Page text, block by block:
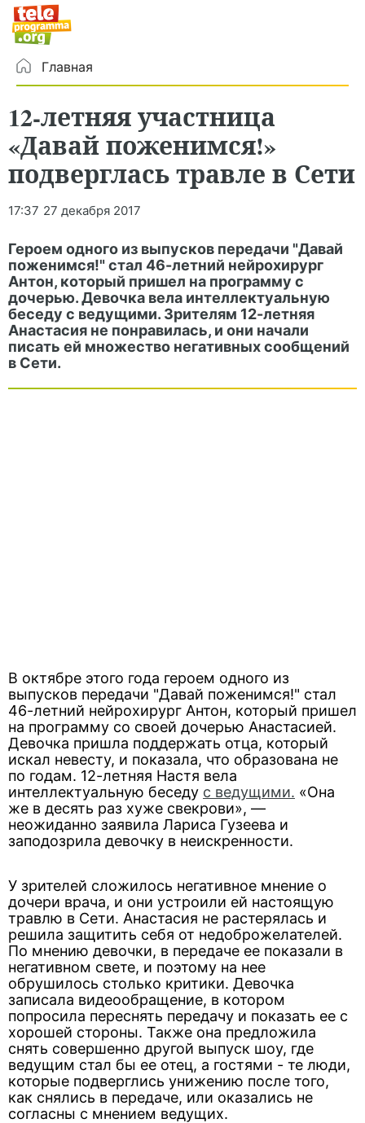
Главная
12-летняя участница
«Давай поженимся!»
подверглась травле в Сети
17:37 27 декабря 2017
Героем одного из выпусков передачи "Давай
поженимся!" стал 46-летний нейрохирург
Антон, который пришел на программу с
дочерью. Девочка вела интеллектуальную
беседу с ведущими. Зрителям 12-летняя
Анастасия не понравилась, и они начали
писать ей множество негативных сообщений
в Сети.
В октябре этого года героем одного из
выпусков передачи "Давай поженимся!" стал
46-летний нейрохирург Антон, который пришел
на программу со своей дочерью Анастасией.
Девочка пришла поддержать отца, который
искал невесту, и показала, что образована не
по годам. 12-летняя Настя вела
интеллектуальную беседу с ведущими. «Она
же в десять раз хуже свекрови», —
неожиданно заявила Лариса Гузеева и
заподозрила девочку в неискренности.
У зрителей сложилось негативное мнение о
дочери врача, и они устроили ей настоящую
травлю в Сети. Анастасия не растерялась и
решила защитить себя от недоброжелателей.
По мнению девочки, в передаче ее показали в
негативном свете, и поэтому на нее
обрушилось столько критики. Девочка
записала видеообращение, в котором
попросила переснять передачу и показать ее с
хорошей стороны. Также она предложила
снять совершенно другой выпуск шоу, где
ведущим стал бы ее отец, а гостями - те люди,
которые подверглись унижению после того,
как снялись в передаче, или оказались не
согласны с мнением ведущих.